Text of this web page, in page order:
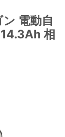
電動自
相